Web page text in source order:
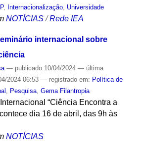
, Internacionalização, Universidade
NOTÍCIAS /Rede IEA
internacional sobre
— publicado10/04/2024 — última
2024 06:53 — registrado em: Política de
, Pesquisa, Gema Filantropia
“Ciência Encontra a
dia 16 de abril, das 9h às
NOTÍCIAS